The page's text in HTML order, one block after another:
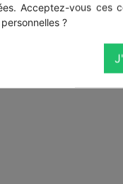
Acceptez-vous ces
?